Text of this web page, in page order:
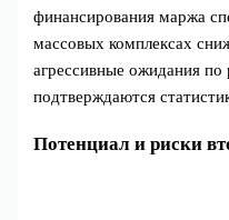
финансирования маржа
массовых комплексах
агрессивные ожидания
подтверждаются
Потенциал и риски